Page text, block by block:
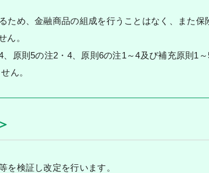
ため、金融商品の組成を行うことはなく、また
ん。
原則5の注2・4、原則6の注1～4及び補充原則1
ん。
を検証し改定を行います。